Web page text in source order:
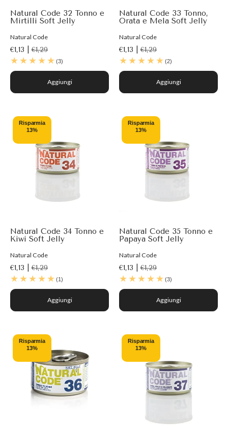
Natural Code 32 Tonno e
Mirtilli Soft Jelly
Natural Code
€1,13 | €1,29
(3)
Aggiungi
Natural Code 33 Tonno,
Orata e Mela Soft Jelly
Natural Code
€1,13 | €1,29
(2)
Aggiungi
Risparmia
13%
Natural Code 34 Tonno e
Kiwi Soft Jelly
Natural Code
€1,13 | €1,29
(1)
Aggiungi
Risparmia
13%
Natural Code 35 Tonno e
Papaya Soft Jelly
Natural Code
€1,13 | €1,29
(3)
Aggiungi
Risparmia
13%
Risparmia
13%